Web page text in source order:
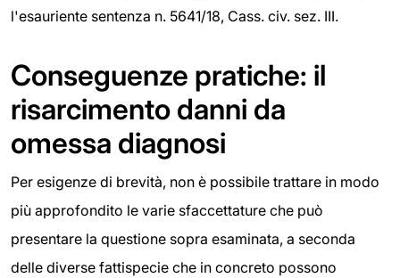
l'esauriente sentenza n. 5641/18, Cass. civ. sez. III.
Conseguenze pratiche: il
risarcimento danni da
omessa diagnosi
Per esigenze di brevità, non è possibile trattare in modo
più approfondito le varie sfaccettature che può
presentare la questione sopra esaminata, a seconda
delle diverse fattispecie che in concreto possono